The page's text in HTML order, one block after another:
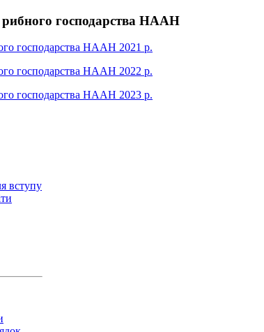
рибного господарства НААН
господарства НААН 2021 р.
господарства НААН 2022 р.
господарства НААН 2023 р.
вступу